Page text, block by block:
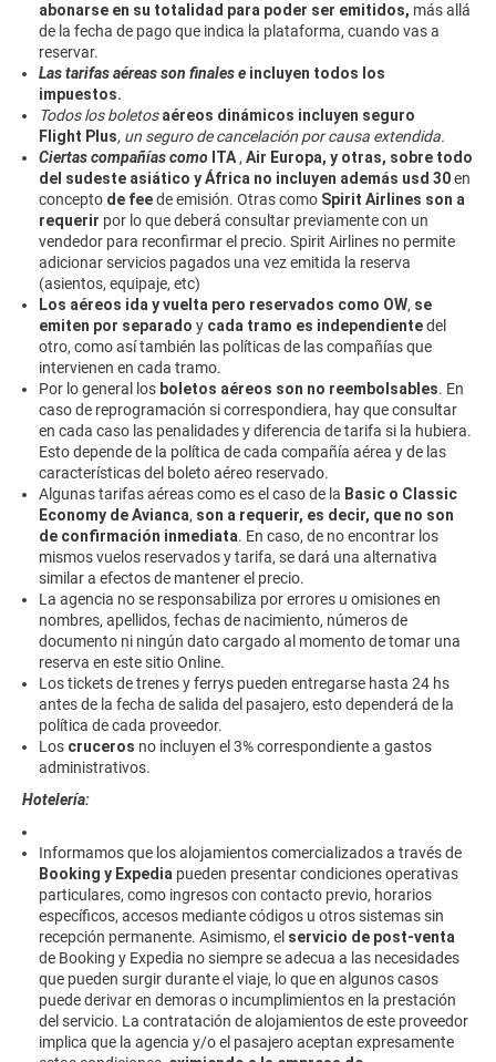
abonarse en su totalidad para poder ser emitidos, más allá
de la fecha de pago que indica la plataforma, cuando vas a
reservar.
Las tarifas aéreas son finales e incluyen todos los
impuestos.
Todos los boletosaéreos dinámicos incluyen seguro
Flight Plus, un seguro de cancelación por causa extendida.
Ciertas compañías como ITA , Air Europa, y otras, sobre todo
del sudeste asiático y África no incluyen además usd 30en
concepto de feede emisión. Otras como Spirit Airlines son a
requerir por lo que deberá consultar previamente con un
vendedor para reconfirmar el precio. Spirit Airlines no permite
adicionar servicios pagados una vez emitida la reserva
(asientos, equipaje, etc)
Los aéreos ida y vuelta pero reservados como OW, se
emiten por separado y cada tramo es independientedel
otro, como así también las políticas de las compañías que
intervienen en cada tramo.
Por lo general los boletos aéreos son no reembolsables. En
caso de reprogramación si correspondiera, hay que consultar
en cada caso las penalidades y diferencia de tarifa si la hubiera.
Esto depende de la política de cada compañía aérea y de las
características del boleto aéreo reservado.
Algunas tarifas aéreas como es el caso de la Basic o Classic
Economy de Avianca, son a requerir, es decir, que no son
de confirmación inmediata. En caso, de no encontrar los
mismos vuelos reservados y tarifa, se dará una alternativa
similar a efectos de mantener el precio.
La agencia no se responsabiliza por errores u omisiones en
nombres, apellidos, fechas de nacimiento, números de
documento ni ningún dato cargado al momento de tomar una
reserva en este sitio Online.
Los tickets de trenes y ferrys pueden entregarse hasta 24 hs
antes de la fecha de salida del pasajero, esto dependerá de la
política de cada proveedor.
Los cruceros no incluyen el 3% correspondiente a gastos
administrativos.
Hotelería:
Informamos que los alojamientos comercializados a través de
Booking y Expedia pueden presentar condiciones operativas
particulares, como ingresos con contacto previo, horarios
específicos, accesos mediante códigos u otros sistemas sin
recepción permanente. Asimismo, el servicio de post-venta
de Booking y Expedia no siempre se adecua a las necesidades
que pueden surgir durante el viaje, lo que en algunos casos
puede derivar en demoras o incumplimientos en la prestación
del servicio. La contratación de alojamientos de este proveedor
implica que la agencia y/o el pasajero aceptan expresamente